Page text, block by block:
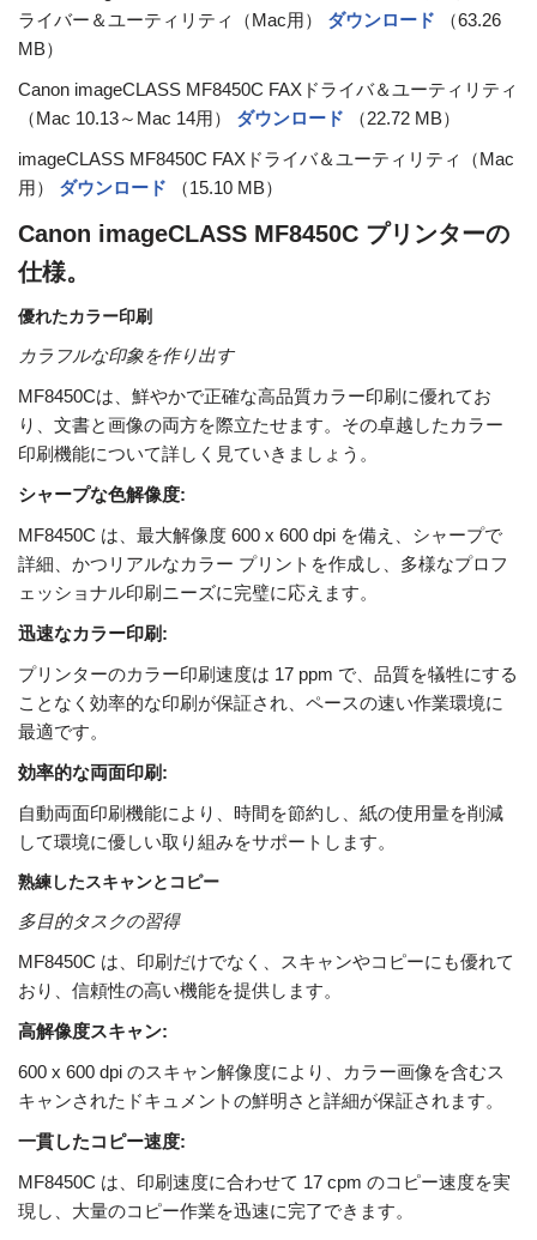
ライバー＆ユーティリティ（Mac用） ダウンロード
（63.26
MB）
Canon imageCLASS MF8450C FAXドライバ＆ユーティリティ
（Mac 10.13～Mac 14用） ダウンロード
（22.72 MB）
imageCLASS MF8450C FAXドライバ＆ユーティリティ（Mac
用） ダウンロード （15.10 MB）
Canon imageCLASS MF8450C プリンターの
仕様。
優れたカラー印刷
カラフルな印象を作り出す
MF8450Cは、鮮やかで正確な高品質カラー印刷に優れてお
り、文書と画像の両方を際立たせます。その卓越したカラー
印刷機能について詳しく見ていきましょう。
シャープな色解像度:
MF8450C は、最大解像度 600 x 600 dpi を備え、シャープで
詳細、かつリアルなカラー プリントを作成し、多様なプロフ
ェッショナル印刷ニーズに完璧に応えます。
迅速なカラー印刷:
プリンターのカラー印刷速度は 17 ppm で、品質を犠牲にする
ことなく効率的な印刷が保証され、ペースの速い作業環境に
最適です。
効率的な両面印刷:
自動両面印刷機能により、時間を節約し、紙の使用量を削減
して環境に優しい取り組みをサポートします。
熟練したスキャンとコピー
多目的タスクの習得
MF8450C は、印刷だけでなく、スキャンやコピーにも優れて
おり、信頼性の高い機能を提供します。
高解像度スキャン:
600 x 600 dpi のスキャン解像度により、カラー画像を含むス
キャンされたドキュメントの鮮明さと詳細が保証されます。
一貫したコピー速度:
MF8450C は、印刷速度に合わせて 17 cpm のコピー速度を実
現し、大量のコピー作業を迅速に完了できます。